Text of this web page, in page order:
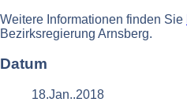
Weitere Informationen finden Sie
Bezirksregierung Arnsberg.
Datum
18.Jan..2018